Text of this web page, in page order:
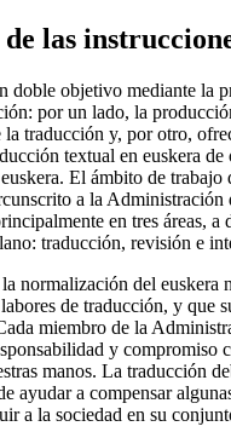
las
doble objetivo mediante la
por un lado, la
la traducción y, por otro,
textual en euskera de
El ámbito de trabajo
a la Administración
en tres áreas, a
traducción, revisión e
normalización del euskera
de traducción, y que
miembro de la
y compromiso
manos. La traducción
ayudar a compensar
a la sociedad en su